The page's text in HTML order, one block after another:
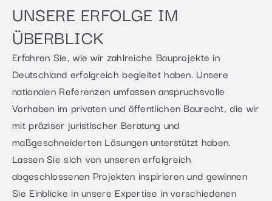
UNSERE ERFOLGE IM
ÜBERBLICK
Erfahren Sie, wie wir zahlreiche Bauprojekte in
Deutschland erfolgreich begleitet haben. Unsere
nationalen Referenzen umfassen anspruchsvolle
Vorhaben im privaten und öffentlichen Baurecht, die wir
mit präziser juristischer Beratung und
maßgeschneiderten Lösungen unterstützt haben.
Lassen Sie sich von unseren erfolgreich
abgeschlossenen Projekten inspirieren und gewinnen
Sie Einblicke in unsere Expertise in verschiedenen